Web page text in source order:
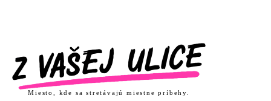
Miesto, kde sa stretávajú miestne príbehy.